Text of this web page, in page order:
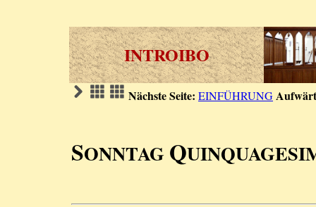
INTROIBO
Nächste Seite: EINFÜHRUNG
SONNTAG Q